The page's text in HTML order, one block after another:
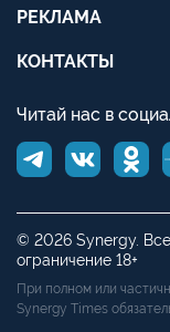
РЕКЛАМА
КОНТАКТЫ
Читай нас в
© 2026 Synergy.
ограничение 18+
При полном или
Synergy Times